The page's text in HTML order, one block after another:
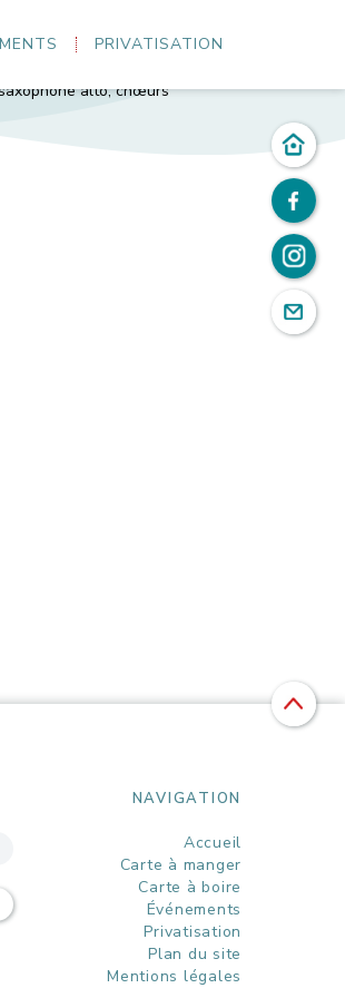
PRIVATISATION
belle histoire démarre en 2017
Ben : Guitare Stéphane
alto, chœurs
NAVIGATION
Accueil
Carte à manger
Carte à boire
Événements
Privatisation
Plan du site
Mentions légales